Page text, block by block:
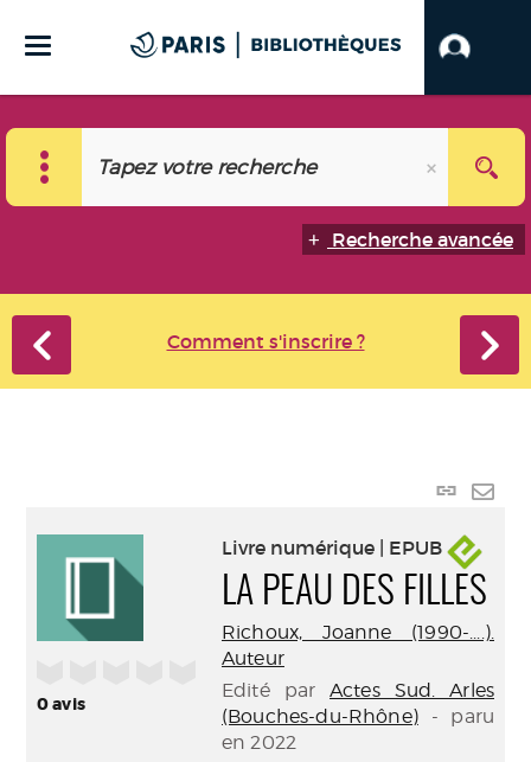
Recherche avancée
Comment s'inscrire ?
Lien
0avis
Livre numérique | EPUB
LA PEAU DES FILLES
Richoux, Joanne (1990-....).
Auteur
Edité parActes Sud. Arles
(Bouches-du-Rhône)- paru
en 2022